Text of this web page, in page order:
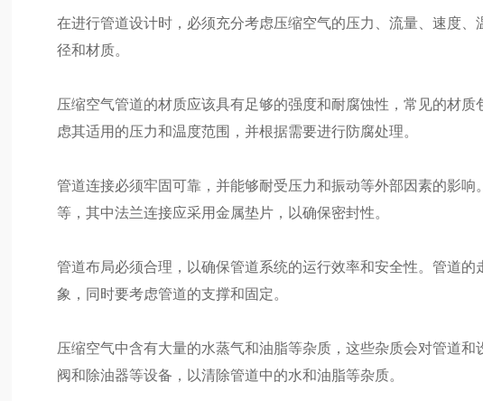
在进行管道设计时，必须充分考虑压缩空气的压力、流量、速度
径和材质。
压缩空气管道的材质应该具有足够的强度和耐腐蚀性，常见的材
虑其适用的压力和温度范围，并根据需要进行防腐处理。
管道连接必须牢固可靠，并能够耐受压力和振动等外部因素的影
等，其中法兰连接应采用金属垫片，以确保密封性。
管道布局必须合理，以确保管道系统的运行效率和安全性。管道
象，同时要考虑管道的支撑和固定。
压缩空气中含有大量的水蒸气和油脂等杂质，这些杂质会对管道
阀和除油器等设备，以清除管道中的水和油脂等杂质。